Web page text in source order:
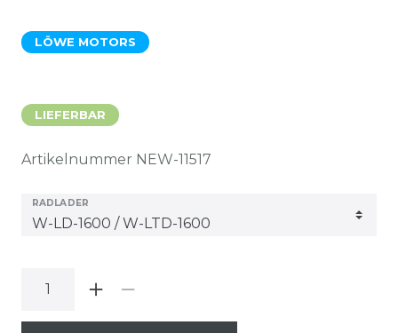
LÖWE MOTORS
LIEFERBAR
Artikelnummer NEW-11517
RADLADER